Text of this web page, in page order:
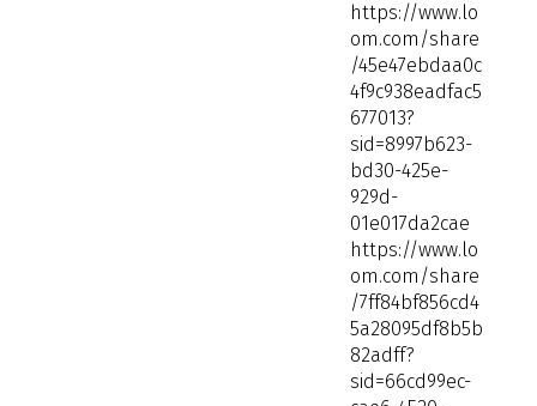
https://www.lo
om.com/share
/45e47ebdaa0c
4f9c938eadfac5
677013?
sid=8997b623-
bd30-425e-
929d-
01e017da2cae
https://www.lo
om.com/share
/7ff84bf856cd4
5a28095df8b5b
82adff?
sid=66cd99ec-